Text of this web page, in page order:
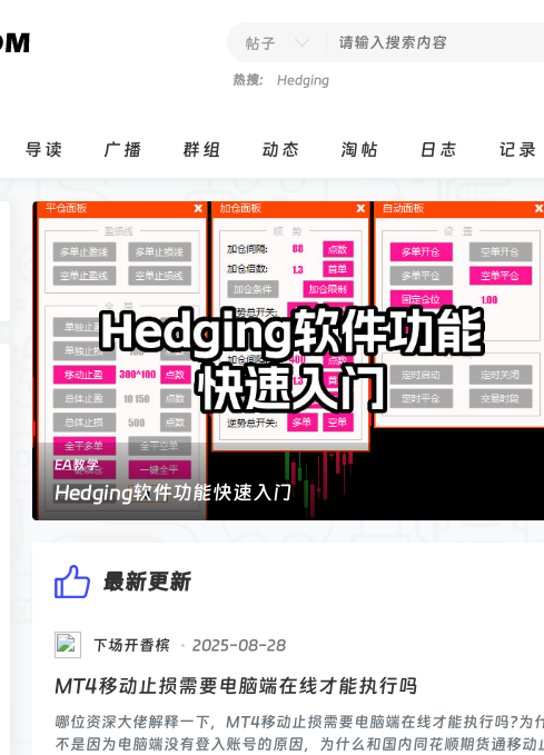
帖子
热搜: Hedging
导读 广播 群组 动态 淘帖 日志 记录
EA教学
Hedging软件功能快速入门
最新更新
下场开香槟 2025-08-28
MT4移动止损需要电脑端在线才能执行吗
哪位资深大佬解释一下，MT4移动止损需要电脑端在线才能执行吗?为
不是因为电脑端没有登入账号的原因，为什么和国内同花顺期货通移动